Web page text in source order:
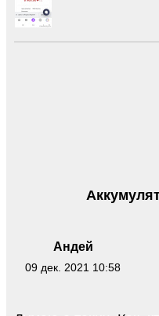
Андей
09 дек. 2021 10:58